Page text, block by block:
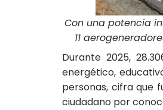
Con una potencia
11
Durante 2025,
energético,
personas, cifra que
ciudadano por